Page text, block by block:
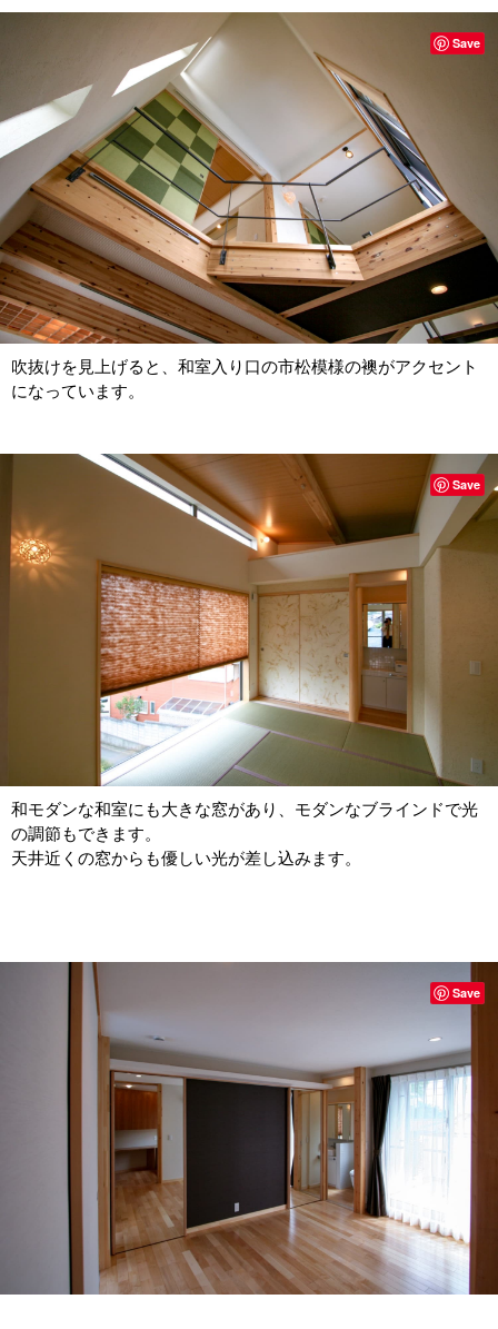
吹抜けを見上げると、和室入り口の市松模様の襖がアクセント
になっています。
Save
和モダンな和室にも大きな窓があり、モダンなブラインドで光
の調節もできます。
天井近くの窓からも優しい光が差し込みます。
Save
Save